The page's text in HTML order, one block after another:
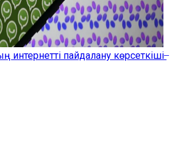
интернетті пайдалану көрсеткіші